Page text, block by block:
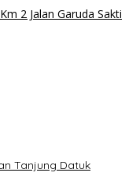
2 Jalan Garuda Sakti
Tanjung Datuk